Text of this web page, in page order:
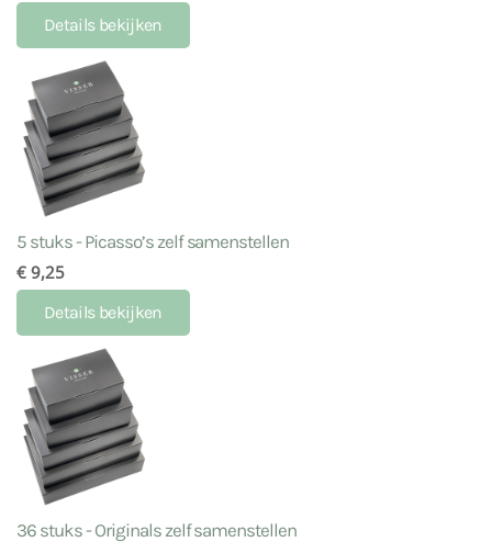
Details bekijken
5 stuks - Picasso’s zelf samenstellen
€ 9,25
Details bekijken
36 stuks - Originals zelf samenstellen